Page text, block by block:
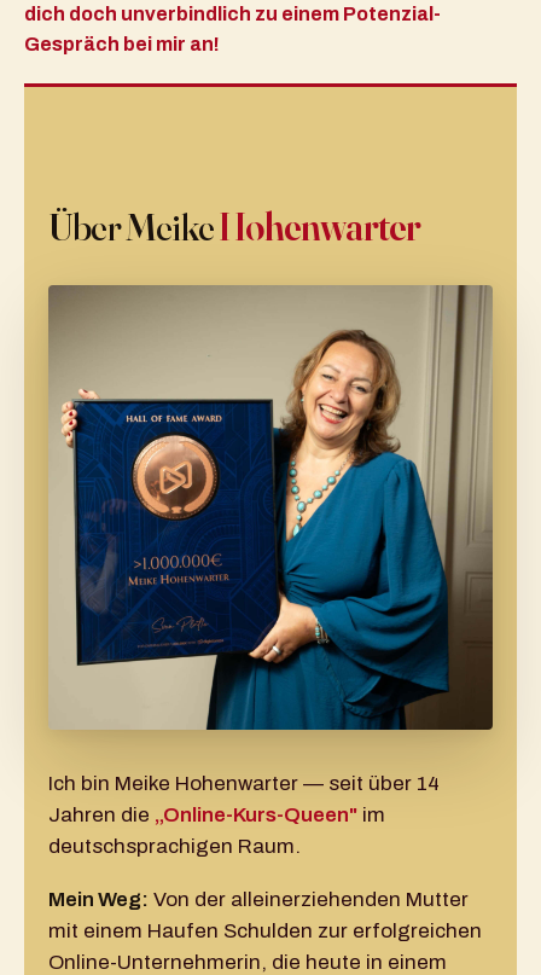
dich doch unverbindlich zu einem Potenzial-
Gespräch bei mir an!
Über MeikeHohenwarter
Ich bin Meike Hohenwarter — seit über 14
Jahren die „Online-Kurs-Queen" im
deutschsprachigen Raum.
Mein Weg: Von der alleinerziehenden Mutter
mit einem Haufen Schulden zur erfolgreichen
Online-Unternehmerin, die heute in einem